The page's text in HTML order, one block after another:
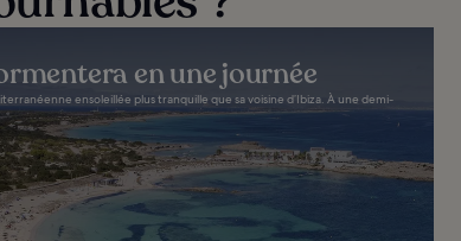
en une journée
ensoleillée plus tranquille que sa voisine d’Ibiza. À une demi-